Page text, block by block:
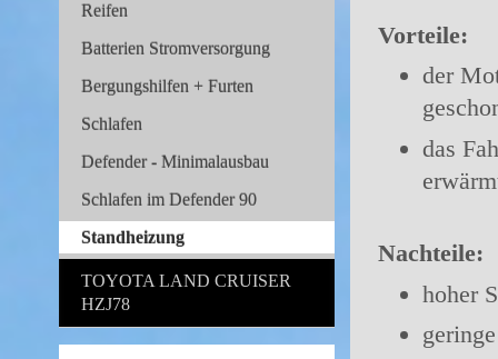
Vorteile:
der
das
Nachteile:
hoher
Reifen
Batterien Stromversorgung
Bergungshilfen + Furten
Schlafen
Defender - Minimalausbau
Schlafen im Defender 90
Standheizung
TOYOTA LAND CRUISER
HZJ78